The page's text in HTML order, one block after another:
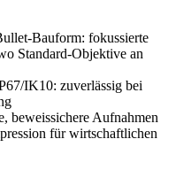
Bauform: fokussierte
Standard-Objektive an
IK10: zuverlässig bei
beweissichere Aufnahmen
für wirtschaftlichen